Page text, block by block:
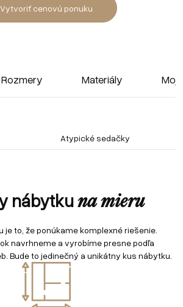
Vytvoriť cenovú ponuku
Rozmery Materiály
Atypické sedačky
nábytkuna mieru
je to, že ponúkame komplexné riešenie.
navrhneme a vyrobíme presne podľa
Bude to jedinečný a unikátny kus nábytku.